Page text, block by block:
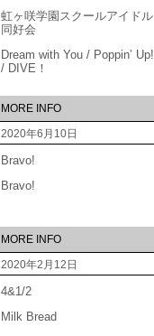
虹ヶ咲学園スクールアイドル
同好会
Dream with You / Poppin’ Up!
/ DIVE！
MORE INFO
2020年6月10日
Bravo!
Bravo!
MORE INFO
2020年2月12日
4&1/2
Milk Bread